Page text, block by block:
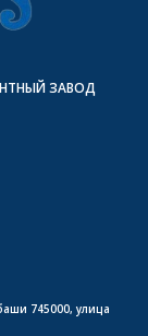
ЗАВОД
745000, улица